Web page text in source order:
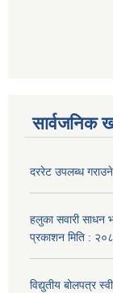
सार्वजनिक
दररेट उपलब्ध गराउने
हलुका सवारी साधन
प्रकाशन मिति :
विद्युतीय बोलपत्र